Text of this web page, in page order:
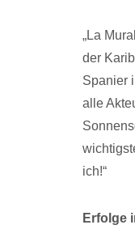
„La
der
Spanier
alle
ich!“
Erfolge